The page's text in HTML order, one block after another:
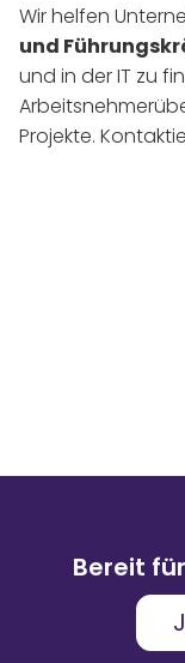
Wir helfen
und
und in derIT zu
Projekte.
Bereit